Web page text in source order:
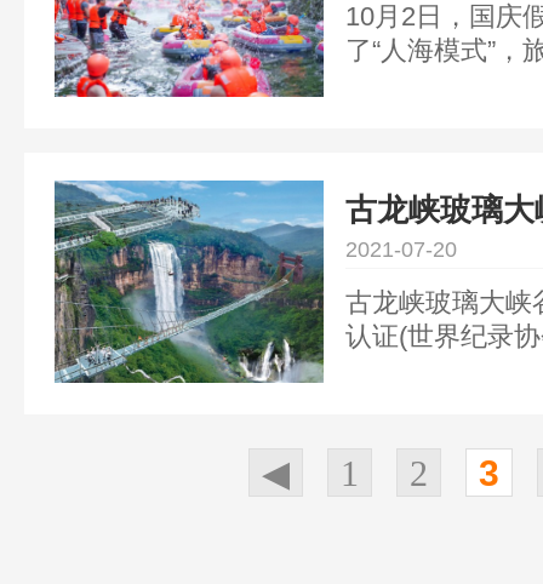
10月2日，国庆
了“人海模式”，
涌动，游人如
热闹的佳节盛
国情怀激荡古龙
世界纪录的古龙
生面的“歌曲+舞
闪。在海拔530
深情厚谊。悠扬
歌曲、精彩绝伦
古龙峡玻璃大
古龙峡玻璃大
认证(世界纪录
2021-07-20
◀ 1 2 3